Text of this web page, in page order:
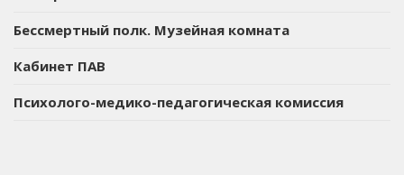
Бессмертный полк. Музейная комната
Кабинет ПАВ
Психолого-медико-педагогическая комиссия